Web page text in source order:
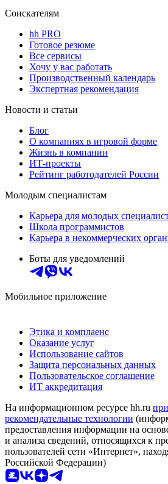
Соискателям
hh PRO
Готовое резюме
Все сервисы
Хочу у вас работать
Производственный календарь
Экспертная рекомендация
Новости и статьи
Блог
О компаниях в игровой форме
Жизнь в компании
ИТ-проекты
Рейтинг работодателей России
Молодым специалистам
Карьера для молодых
Школа программистов
Карьера в некоммерческих
Боты для уведомлений
Мобильное приложение
Этика и комплаенс
Оказание услуг
Использование сайтов
Защита персональных данных
Пользовательское соглашение
ИТ аккредитация
На информационном ресурсе hh.ru
рекомендательные технологии
предоставления информации на
и анализа сведений, относящихся к
пользователей сети «Интернет»,
Российской Федерации)